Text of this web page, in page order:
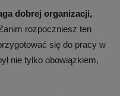
dobrej organizacji,
rozpoczniesz ten
się do pracy w
nie tylko obowiązkiem,